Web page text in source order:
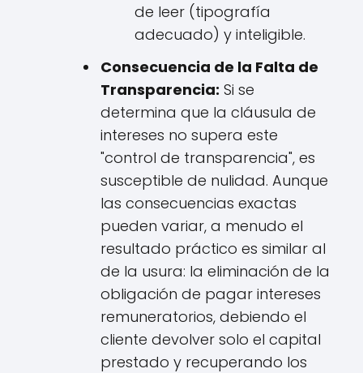
de leer (tipografía
adecuado) y inteligible.
Consecuencia de la Falta de
Transparencia: Si se
determina que la cláusula de
intereses no supera este
"control de transparencia", es
susceptible de nulidad. Aunque
las consecuencias exactas
pueden variar, a menudo el
resultado práctico es similar al
de la usura: la eliminación de la
obligación de pagar intereses
remuneratorios, debiendo el
cliente devolver solo el capital
prestado y recuperando los